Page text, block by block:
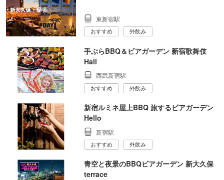
東新宿駅
おすすめ 外飲み
手ぶらBBQ＆ビアガーデン 新宿歌舞伎
Hall
西武新宿駅
おすすめ 外飲み
新宿ルミネ屋上BBQ 旅するビアガーデン
Hello
新宿駅
おすすめ 外飲み
青空と夜景のBBQビアガーデン 新大久保
terrace